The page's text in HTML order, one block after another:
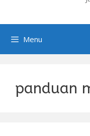
Menu
panduan